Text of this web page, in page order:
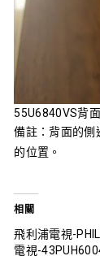
55U6840VS背面
備註：背面的側
的位置。
相關
飛利浦電視-
電視-